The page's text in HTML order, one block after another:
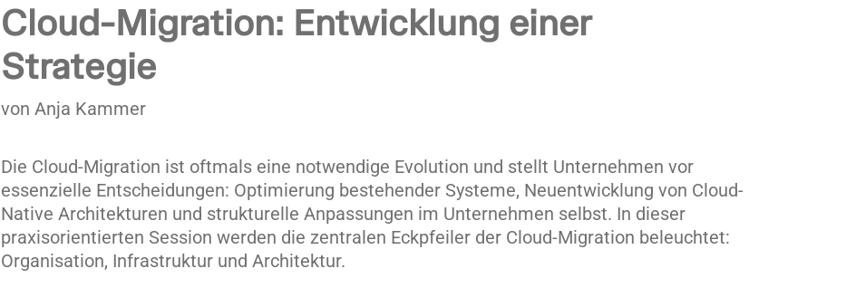
Cloud-Migration: Entwicklung einer
Strategie
von Anja Kammer
Die Cloud-Migration ist oftmals eine notwendige Evolution und stellt Unternehmen vor
essenzielle Entscheidungen: Optimierung bestehender Systeme, Neuentwicklung von Cloud-
Native Architekturen und strukturelle Anpassungen im Unternehmen selbst. In dieser
praxisorientierten Session werden die zentralen Eckpfeiler der Cloud-Migration beleuchtet:
Organisation, Infrastruktur und Architektur.